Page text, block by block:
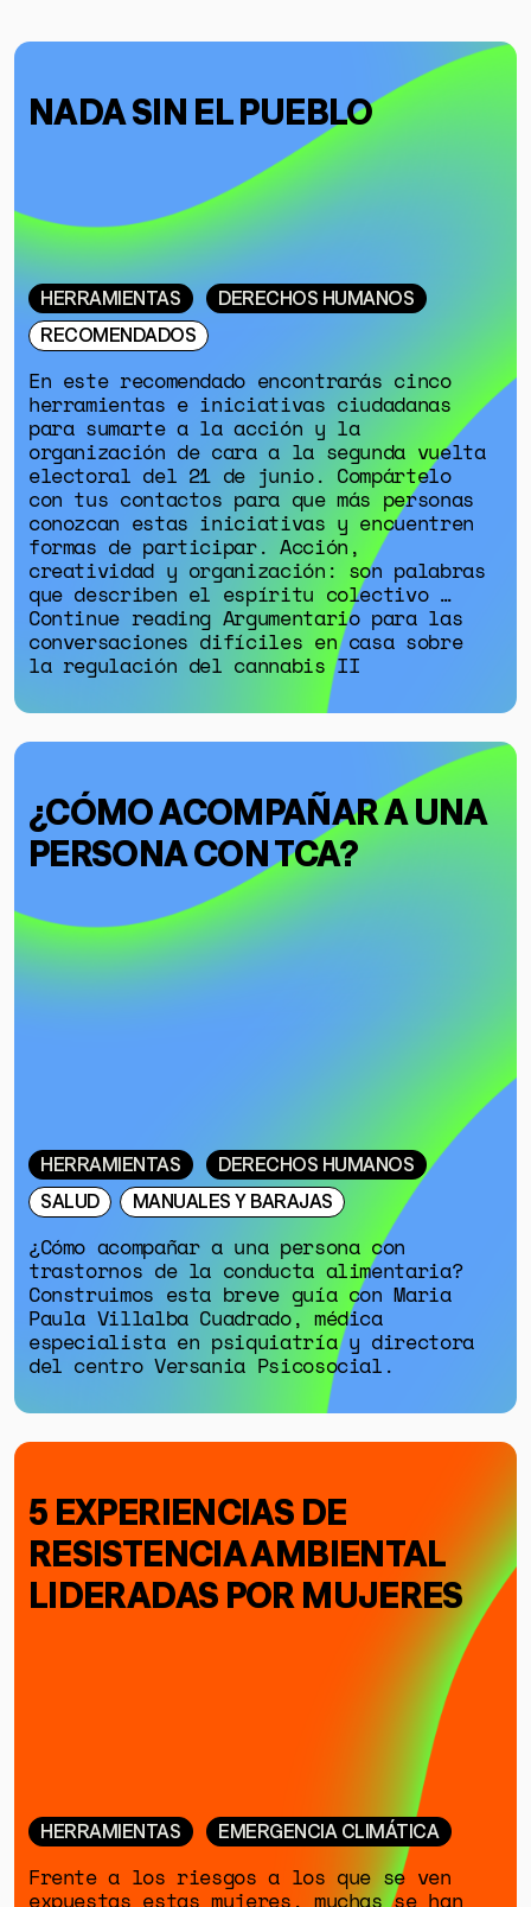
NADA SIN EL PUEBLO
HERRAMIENTAS
DERECHOS HUMANOS
RECOMENDADOS
En este recomendado encontrarás cinco
herramientas e iniciativas ciudadanas
para sumarte a la acción y la
organización de cara a la segunda vuelta
electoral del 21 de junio. Compártelo
con tus contactos para que más personas
conozcan estas iniciativas y encuentren
formas de participar. Acción,
creatividad y organización: son palabras
que describen el espíritu colectivo …
Continue reading Argumentario para las
conversaciones difíciles en casa sobre
la regulación del cannabis II
¿CÓMO ACOMPAÑAR A UNA
PERSONA CON TCA?
HERRAMIENTAS
DERECHOS HUMANOS
SALUD
MANUALES Y BARAJAS
¿Cómo acompañar a una persona con
trastornos de la conducta alimentaria?
Construimos esta breve guía con Maria
Paula Villalba Cuadrado, médica
especialista en psiquiatría y directora
del centro Versania Psicosocial.
5 EXPERIENCIAS DE
RESISTENCIA AMBIENTAL
LIDERADAS POR MUJERES
HERRAMIENTAS EMERGENCIA CLIMÁTICA
Frente a los riesgos a los que se ven
expuestas estas mujeres, muchas se han